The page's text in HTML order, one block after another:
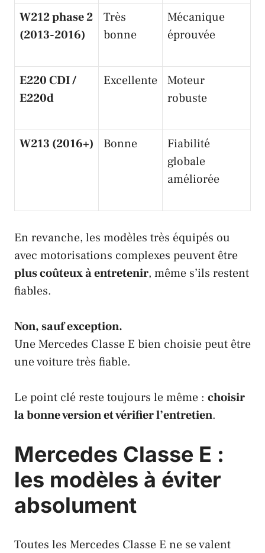
W212 phase 2
(2013-2016)
Très
bonne
Mécanique
éprouvée
E220 CDI /
E220d
Excellente
Moteur
robuste
W213 (2016+) Bonne
Fiabilité
globale
améliorée
En revanche, les modèles très équipés ou
avec motorisations complexes peuvent être
plus coûteux à entretenir, même s’ils restent
fiables.
Non, sauf exception.
Une Mercedes Classe E bien choisie peut être
une voiture très fiable.
Le point clé reste toujours le même : choisir
la bonne version et vérifier l’entretien.
Mercedes Classe E :
les modèles à éviter
absolument
Toutes les Mercedes Classe E ne se valent